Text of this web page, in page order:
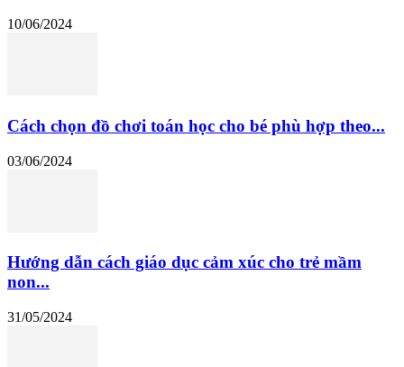
10/06/2024
Cách chọn đồ chơi toán học cho bé phù hợp theo...
03/06/2024
Hướng dẫn cách giáo dục cảm xúc cho trẻ mầm
non...
31/05/2024